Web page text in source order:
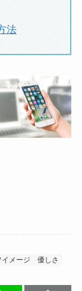
法
イメージ 優しさ